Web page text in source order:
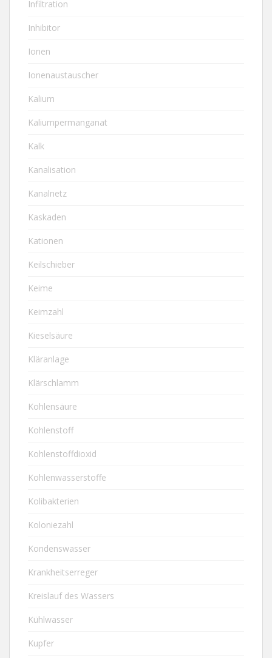
Infiltration
Inhibitor
Ionen
Ionenaustauscher
Kalium
Kaliumpermanganat
Kalk
Kanalisation
Kanalnetz
Kaskaden
Kationen
Keilschieber
Keime
Keimzahl
Kieselsäure
Kläranlage
Klärschlamm
Kohlensäure
Kohlenstoff
Kohlenstoffdioxid
Kohlenwasserstoffe
Kolibakterien
Koloniezahl
Kondenswasser
Krankheitserreger
Kreislauf des Wassers
Kühlwasser
Kupfer